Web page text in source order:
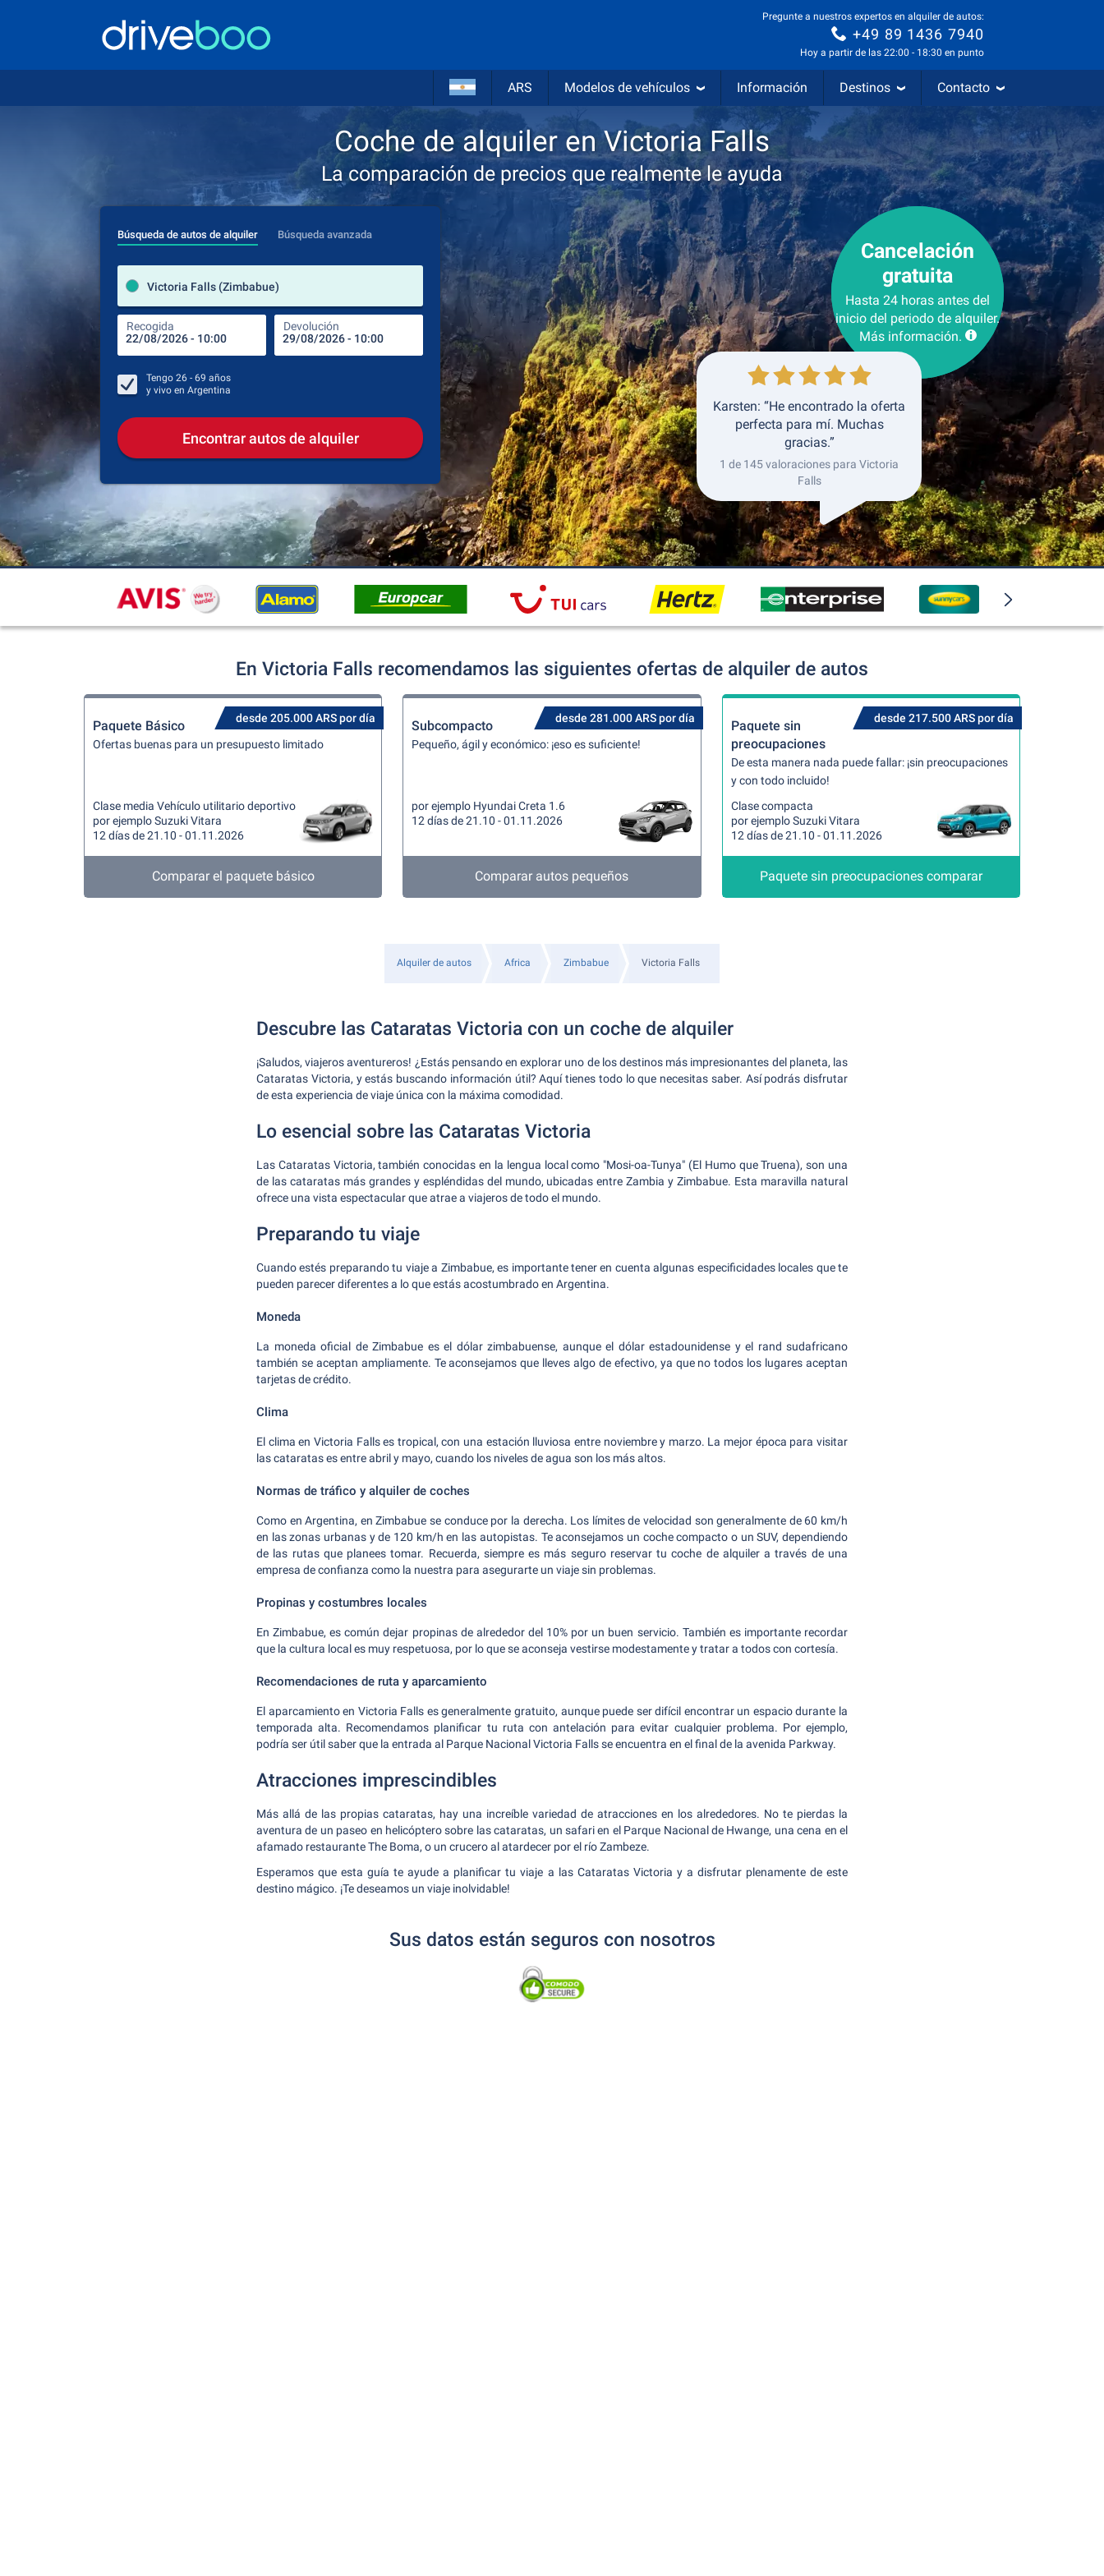
Pregunte a nuestros expertos en alquiler de autos:
+49 89 1436 7940
Hoy a partir de las 22:00 - 18:30 en punto
ARS Modelos de vehículos Información Destinos Contacto
Coche de alquiler en Victoria Falls
La comparación de precios que realmente le ayuda
Búsqueda de autos de alquiler Búsqueda avanzada
Victoria Falls (Zimbabue)
Recogida Devolución
lugar de alquiler
Lugar de devolución
Recogida Devolución
Tengo 26 - 69 años
y vivo en Argentina
Encontrar autos de alquiler
Cancelación
gratuita
Hasta 24 horas antes del
inicio del periodo de alquiler.
Más información.
Karsten: “He encontrado la oferta
perfecta para mí. Muchas
gracias.”
1 de 145 valoraciones para Victoria
Falls
En Victoria Falls recomendamos las siguientes ofertas de alquiler de autos
desde 205.000 ARS por día
Paquete Básico
Ofertas buenas para un presupuesto limitado
Clase media Vehículo utilitario deportivo
por ejemplo Suzuki Vitara
12 días de 21.10 - 01.11.2026
Comparar el paquete básico
desde 281.000 ARS por día
Subcompacto
Pequeño, ágil y económico: ¡eso es suficiente!
por ejemplo Hyundai Creta 1.6
12 días de 21.10 - 01.11.2026
Comparar autos pequeños
desde 217.500 ARS por día
Paquete sin
preocupaciones
De esta manera nada puede fallar: ¡sin preocupaciones
y con todo incluido!
Clase compacta
por ejemplo Suzuki Vitara
12 días de 21.10 - 01.11.2026
Paquete sin preocupaciones comparar
Alquiler de autos Africa Zimbabue Victoria Falls
Descubre las Cataratas Victoria con un coche de alquiler
¡Saludos, viajeros aventureros! ¿Estás pensando en explorar uno de los destinos más impresionantes del planeta, las
Cataratas Victoria, y estás buscando información útil? Aquí tienes todo lo que necesitas saber. Así podrás disfrutar
de esta experiencia de viaje única con la máxima comodidad.
Lo esencial sobre las Cataratas Victoria
Las Cataratas Victoria, también conocidas en la lengua local como "Mosi-oa-Tunya" (El Humo que Truena), son una
de las cataratas más grandes y espléndidas del mundo, ubicadas entre Zambia y Zimbabue. Esta maravilla natural
ofrece una vista espectacular que atrae a viajeros de todo el mundo.
Preparando tu viaje
Cuando estés preparando tu viaje a Zimbabue, es importante tener en cuenta algunas especificidades locales que te
pueden parecer diferentes a lo que estás acostumbrado en Argentina.
Moneda
La moneda oficial de Zimbabue es el dólar zimbabuense, aunque el dólar estadounidense y el rand sudafricano
también se aceptan ampliamente. Te aconsejamos que lleves algo de efectivo, ya que no todos los lugares aceptan
tarjetas de crédito.
Clima
El clima en Victoria Falls es tropical, con una estación lluviosa entre noviembre y marzo. La mejor época para visitar
las cataratas es entre abril y mayo, cuando los niveles de agua son los más altos.
Normas de tráfico y alquiler de coches
Como en Argentina, en Zimbabue se conduce por la derecha. Los límites de velocidad son generalmente de 60 km/h
en las zonas urbanas y de 120 km/h en las autopistas. Te aconsejamos un coche compacto o un SUV, dependiendo
de las rutas que planees tomar. Recuerda, siempre es más seguro reservar tu coche de alquiler a través de una
empresa de confianza como la nuestra para asegurarte un viaje sin problemas.
Propinas y costumbres locales
En Zimbabue, es común dejar propinas de alrededor del 10% por un buen servicio. También es importante recordar
que la cultura local es muy respetuosa, por lo que se aconseja vestirse modestamente y tratar a todos con cortesía.
Recomendaciones de ruta y aparcamiento
El aparcamiento en Victoria Falls es generalmente gratuito, aunque puede ser difícil encontrar un espacio durante la
temporada alta. Recomendamos planificar tu ruta con antelación para evitar cualquier problema. Por ejemplo,
podría ser útil saber que la entrada al Parque Nacional Victoria Falls se encuentra en el final de la avenida Parkway.
Atracciones imprescindibles
Más allá de las propias cataratas, hay una increíble variedad de atracciones en los alrededores. No te pierdas la
aventura de un paseo en helicóptero sobre las cataratas, un safari en el Parque Nacional de Hwange, una cena en el
afamado restaurante The Boma, o un crucero al atardecer por el río Zambeze.
Esperamos que esta guía te ayude a planificar tu viaje a las Cataratas Victoria y a disfrutar plenamente de este
destino mágico. ¡Te deseamos un viaje inolvidable!
Sus datos están seguros con nosotros